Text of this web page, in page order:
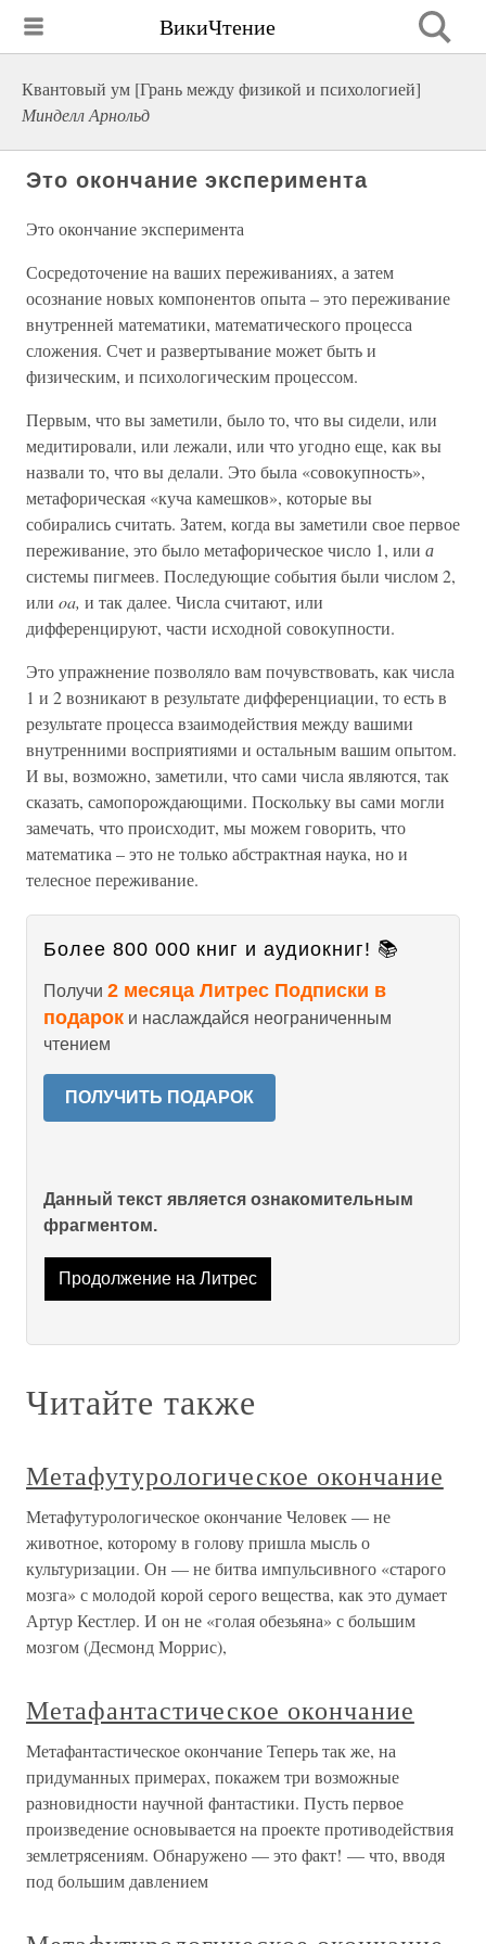
ВикиЧтение
Квантовый ум [Грань между физикой и психологией]
Минделл Арнольд
Это окончание эксперимента
Это окончание эксперимента
Сосредоточение на ваших переживаниях, а затем
осознание новых компонентов опыта – это переживание
внутренней математики, математического процесса
сложения. Счет и развертывание может быть и
физическим, и психологическим процессом.
Первым, что вы заметили, было то, что вы сидели, или
медитировали, или лежали, или что угодно еще, как вы
назвали то, что вы делали. Это была «совокупность»,
метафорическая «куча камешков», которые вы
собирались считать. Затем, когда вы заметили свое первое
переживание, это было метафорическое число 1, или а
системы пигмеев. Последующие события были числом 2,
или oa, и так далее. Числа считают, или
дифференцируют, части исходной совокупности.
Это упражнение позволяло вам почувствовать, как числа
1 и 2 возникают в результате дифференциации, то есть в
результате процесса взаимодействия между вашими
внутренними восприятиями и остальным вашим опытом.
И вы, возможно, заметили, что сами числа являются, так
сказать, самопорождающими. Поскольку вы сами могли
замечать, что происходит, мы можем говорить, что
математика – это не только абстрактная наука, но и
телесное переживание.
Более 800 000 книг и аудиокниг! 📚
Получи 2 месяца Литрес Подписки в
подарок и наслаждайся неограниченным
чтением
ПОЛУЧИТЬ ПОДАРОК
Данный текст является ознакомительным
фрагментом.
Продолжение на Литрес
Читайте также
Метафутурологическое окончание
Метафутурологическое окончание Человек — не
животное, которому в голову пришла мысль о
культуризации. Он — не битва импульсивного «старого
мозга» с молодой корой серого вещества, как это думает
Артур Кестлер. И он не «голая обезьяна» с большим
мозгом (Десмонд Моррис),
Метафантастическое окончание
Метафантастическое окончание Теперь так же, на
придуманных примерах, покажем три возможные
разновидности научной фантастики. Пусть первое
произведение основывается на проекте противодействия
землетрясениям. Обнаружено — это факт! — что, вводя
под большим давлением